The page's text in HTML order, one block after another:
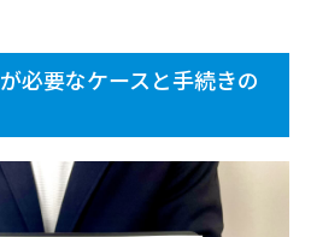
必要なケースと手続きの